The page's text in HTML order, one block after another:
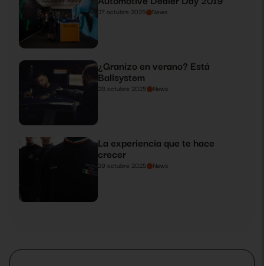
27 octubre 2025 News
¿Granizo en verano? Está
Ballsystem
28 octubre 2025 News
La experiencia que te hace
crecer
29 octubre 2025 News